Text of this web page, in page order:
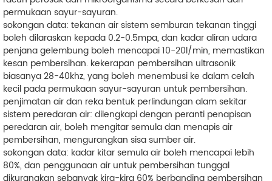
permukaan sayur-sayuran.
sokongan data: tekanan air sistem semburan tekanan tinggi
boleh dilaraskan kepada 0.2-0.5mpa, dan kadar aliran udara
penjana gelembung boleh mencapai 10-20l/min, memastikan
kesan pembersihan. kekerapan pembersihan ultrasonik
biasanya 28-40khz, yang boleh menembusi ke dalam celah
kecil pada permukaan sayur-sayuran untuk pembersihan.
penjimatan air dan reka bentuk perlindungan alam sekitar
sistem peredaran air: dilengkapi dengan peranti penapisan
peredaran air, boleh mengitar semula dan menapis air
pembersihan, mengurangkan sisa sumber air.
sokongan data: kadar kitar semula air boleh mencapai lebih
80%, dan penggunaan air untuk pembersihan tunggal